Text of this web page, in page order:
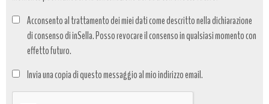
Acconsento al trattamento dei miei dati come descritto nella dichiarazione
di consenso di inSella. Posso revocare il consenso in qualsiasi momento con
effetto futuro.
dati
*
Invia una copia di questo messaggio al mio indirizzo email.